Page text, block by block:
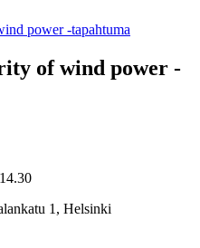
power -tapahtuma
of wind power -
1, Helsinki